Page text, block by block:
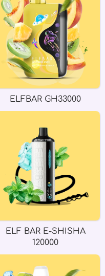
ELFBAR GH33000
ELF BAR E-SHISHA
120000